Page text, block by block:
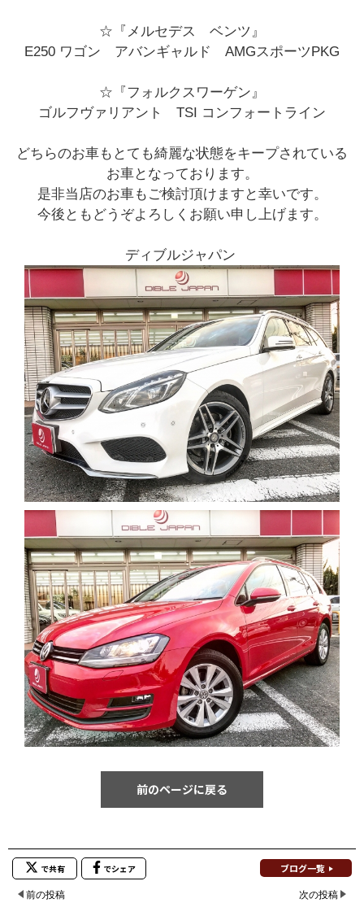
☆『メルセデス ベンツ』
E250 ワゴン アバンギャルド AMGスポーツPKG
☆『フォルクスワーゲン』
ゴルフヴァリアント TSI コンフォートライン
どちらのお車もとても綺麗な状態をキープされている
お車となっております。
是非当店のお車もご検討頂けますと幸いです。
今後ともどうぞよろしくお願い申し上げます。
ディブルジャパン
前のページに戻る
で共有 でシェア ブログ一覧
前の投稿 次の投稿